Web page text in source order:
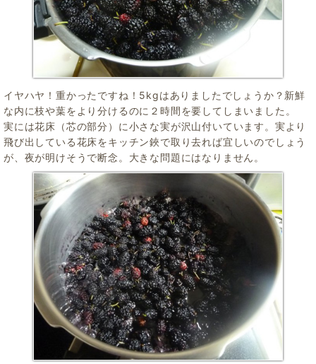
イヤハヤ！重かったですね！5kgはありましたでしょうか？新鮮
な内に枝や葉をより分けるのに２時間を要してしまいました。
実には花床（芯の部分）に小さな実が沢山付いています。実より
飛び出している花床をキッチン鋏で取り去れば宜しいのでしょう
が、夜が明けそうで断念。大きな問題にはなりません。